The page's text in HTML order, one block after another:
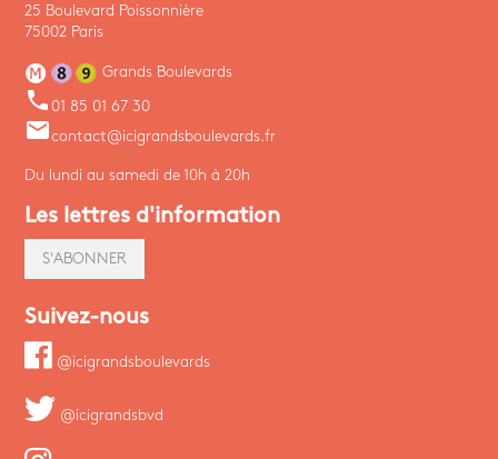
25 Boulevard Poissonnière
75002 Paris
Grands Boulevards
phone 01 85 01 67 30
emailcontact@icigrandsboulevards.fr
Du lundi au samedi de 10h à 20h
Les lettres d'information
S'ABONNER
Suivez-nous
@icigrandsboulevards
@icigrandsbvd